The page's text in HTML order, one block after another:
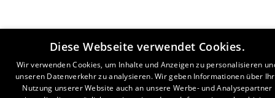
Diese Webseite verwendet Cookies.
Wir verwenden Cookies, um Inhalte und Anzeigen zu personalisieren
unseren Datenverkehr zu analysieren. Wir geben Informationen über
Nutzung unserer Website auch an unsere Werbe- und Analysepartner